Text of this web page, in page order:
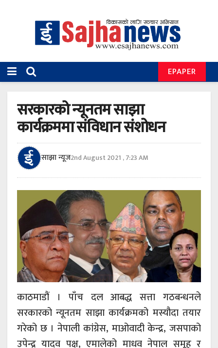
EPAPER
सरकारको न्यूनतम साझा
कार्यक्रममा संविधान संशोधन
साझा न्यूज2nd August 2021 , 7:23 AM
काठमाडौं । पाँच दल आबद्ध सत्ता गठबन्धनले
सरकारको न्यूनतम साझा कार्यक्रमको मस्यौदा तयार
गरेको छ । नेपाली कांग्रेस, माओवादी केन्द्र, जसपाको
उपेन्द्र यादव पक्ष, एमालेको माधव नेपाल समूह र